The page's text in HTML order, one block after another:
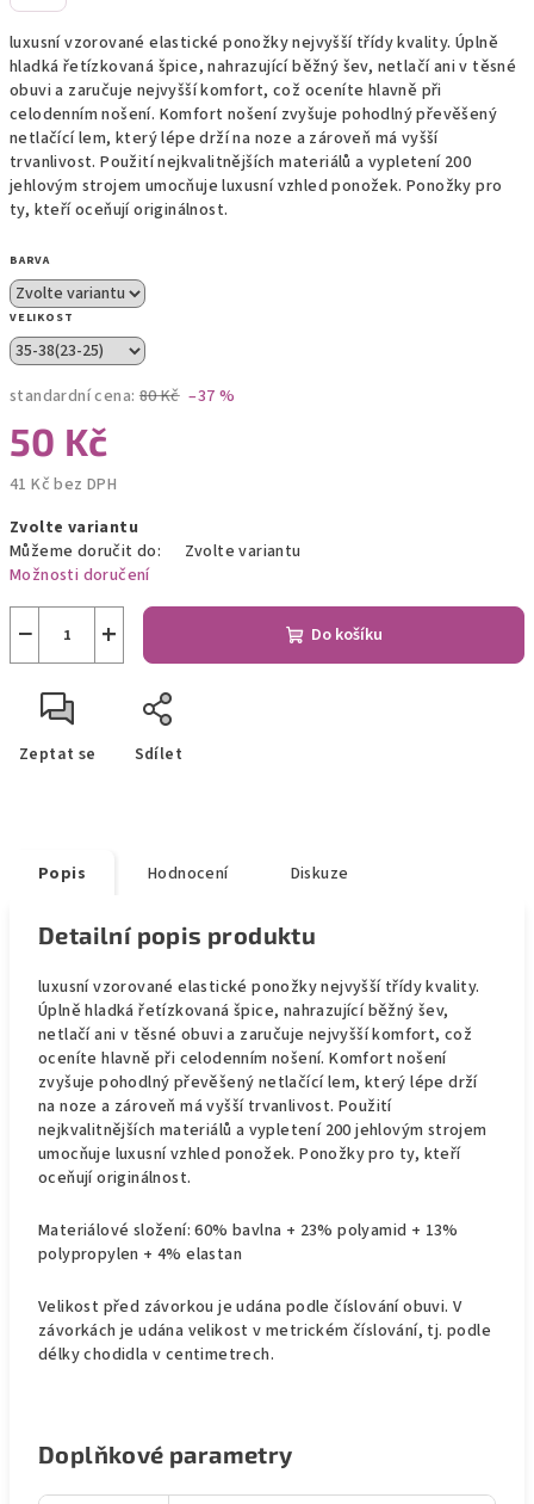
luxusní vzorované elastické ponožky nejvyšší třídy kvality. Úplně
hladká řetízkovaná špice, nahrazující běžný šev, netlačí ani v těsné
obuvi a zaručuje nejvyšší komfort, což oceníte hlavně při
celodenním nošení. Komfort nošení zvyšuje pohodlnýpřevěšený
netlačící lem, který lépe drží na noze a zároveň má vyšší
trvanlivost. Použití nejkvalitnějších materiálů a vypletení 200
jehlovým strojem umocňuje luxusní vzhled ponožek. Ponožky pro
ty, kteří oceňují originálnost.
BARVA
VELIKOST
standardní cena: 80 Kč –37 %
50 Kč
41 Kč bez DPH
cena:
Zvolte variantu
Můžeme doručit do:
Zvolte variantu
Možnosti doručení
+
− Do košíku
Zeptat se Sdílet
Popis Hodnocení Diskuze
Detailní popis produktu
luxusní vzorované elastické ponožky nejvyšší třídy kvality.
Úplně hladká řetízkovaná špice, nahrazující běžný šev,
netlačí ani v těsné obuvi a zaručuje nejvyšší komfort, což
oceníte hlavně při celodenním nošení. Komfort nošení
zvyšuje pohodlný převěšený netlačící lem, který lépe drží
na noze a zároveň má vyšší trvanlivost. Použití
nejkvalitnějších materiálů a vypletení 200 jehlovým strojem
umocňuje luxusní vzhled ponožek. Ponožky pro ty, kteří
oceňují originálnost.
Materiálové složení: 60% bavlna + 23% polyamid + 13%
polypropylen + 4% elastan
Velikost před závorkou je udána podle číslování obuvi. V
závorkách je udána velikost v metrickém číslování, tj. podle
délky chodidla v centimetrech.
Doplňkové parametry